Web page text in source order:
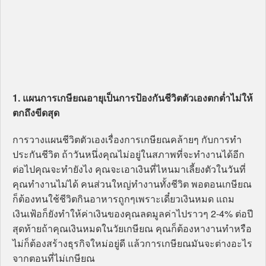
1. แผนการเกษียณอายุเป็นการป้องกันชีวิตตัวเองตกต่ำไม่ให้
ตกถึงขีดสุด
การวางแผนชีวิตตัวเองเรื่องการเกษียณคล้ายๆ กับการทำ
ประกันชีวิต ถ้าวันหนึ่งคุณไม่อยู่ในสภาพที่จะทำงานได้อีก
ต่อไปคุณจะทำยังไง คุณจะเอาเงินที่ไหนมาเลี้ยงตัวในวันที่
คุณทำงานไม่ได้ คนส่วนใหญ่ทำงานทั้งชีวิต พอตอนเกษียณ
ก็ต้องทนใช้ชีวิตกินอาหารถูกๆเพราะเดี๋ยวเงินหมด แถม
เงินเฟ้อก็ยังทำให้ค่าเงินของคุณลดมูลค่าไปราวๆ 2-4% ต่อปี
สุดท้ายถ้าคุณเงินหมดในวัยเกษียณ คุณก็ต้องหางานทำหรือ
ไม่ก็ต้องสร้างธุรกิจใหม่อยู่ดี แล้วการเกษียณมันจะต่างอะไร
จากตอนที่ไม่เกษียณ